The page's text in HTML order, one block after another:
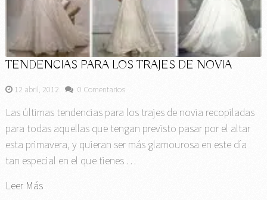
TENDENCIAS PARA LOS TRAJES DE NOVIA
12 abril, 2012 0 Comentarios
Las últimas tendencias para los trajes de novia recopiladas
para todas aquellas que tengan previsto pasar por el altar
esta primavera, y quieran ser más glamourosa en este día
tan especial en el que tienes …
Leer Más